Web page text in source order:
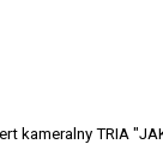
kameralny TRIA